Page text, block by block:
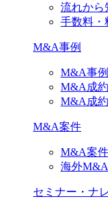
流れから
手数料・
M&A事例
M&A事例
M&A成
M&A成
M&A案件
M&A案
海外
セミナー・ナ